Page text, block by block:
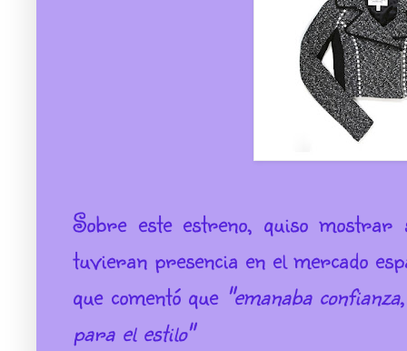
Sobre este estreno, quiso mostrar
tuvieran presencia en el mercado
que comentó que "emanaba
para el estilo"